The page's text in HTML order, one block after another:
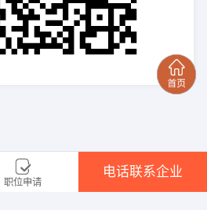
职位申请
电话联系企业